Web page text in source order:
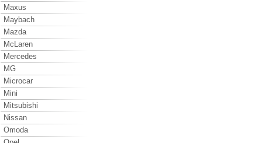
Maxus
Maybach
Mazda
McLaren
Mercedes
MG
Microcar
Mini
Mitsubishi
Nissan
Omoda